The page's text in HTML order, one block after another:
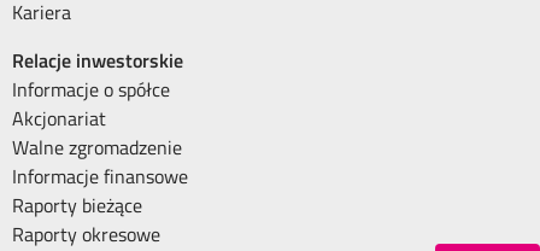
Kariera
Relacje inwestorskie
Informacje o spółce
Akcjonariat
Walne zgromadzenie
Informacje finansowe
Raporty bieżące
Raporty okresowe